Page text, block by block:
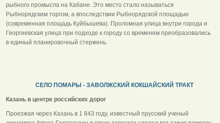
рыбного промысла на Кабане. Это место стало называться
Рыбнорядским торгом, а впоследствии Рыбнорядской площадью
(современная площадь Куйбышева). Проломная улица внутри города и
Георгиевская улица при подходе к городу со временем преобразовались
в единый планировочный стержень.
СЕЛО ПОМАРЫ - ЗАВОЛЖСКИЙ КОКШАЙСКИЙ ТРАКТ
Казань в центре российских дорог
Проезжая через Казань в 1 843 году, известный прусский ученый